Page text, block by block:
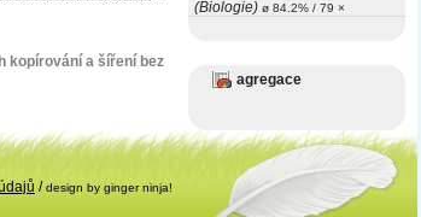
kopírování a šíření bez
(Biologie) ø 84.2% / 79 ×
agregace
/design by ginger ninja!